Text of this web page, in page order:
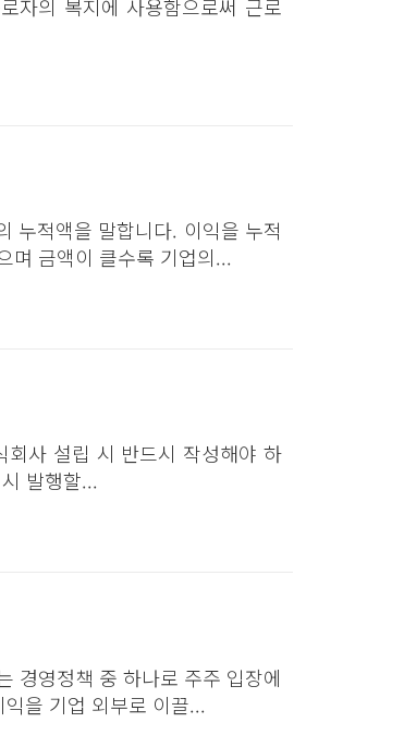
자의 복지에 사용함으로써 근로
누적액을 말합니다. 이익을 누적
며 금액이 클수록 기업의...
사 설립 시 반드시 작성해야 하
발행할...
경영정책 중 하나로 주주 입장에
을 기업 외부로 이끌...